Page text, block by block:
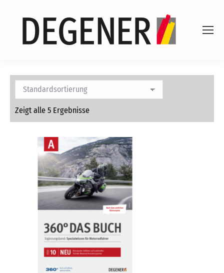
Zeigt alle 5 Ergebnisse